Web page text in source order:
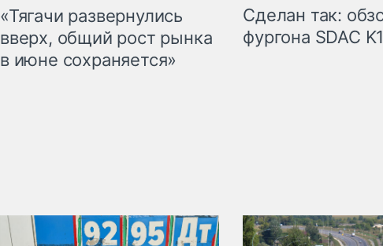
«Тягачи развернулись
вверх, общий рост рынка
в июне сохраняется»
Сделан так:
фургона SDAC